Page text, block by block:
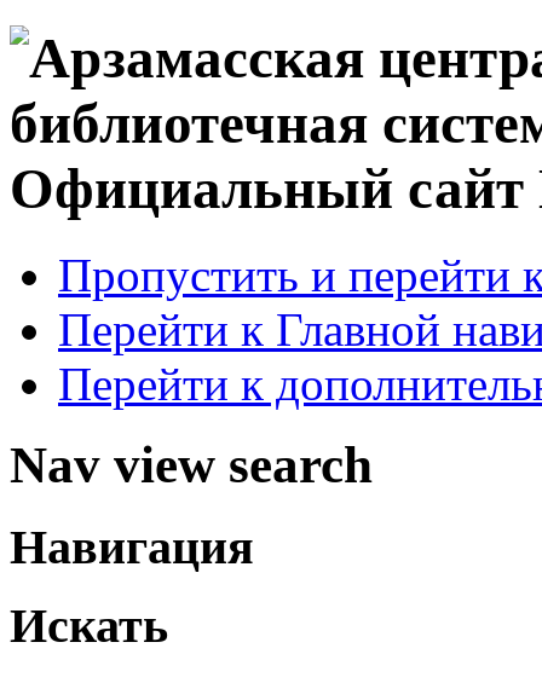
Официальный
Пропустить и перейти
Перейти к Главной
Перейти к
Nav view search
Навигация
Искать